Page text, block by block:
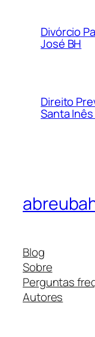
Divórcio
José BH
Direito
Santa Inês
Blog
Sobre
Perguntas
Autores